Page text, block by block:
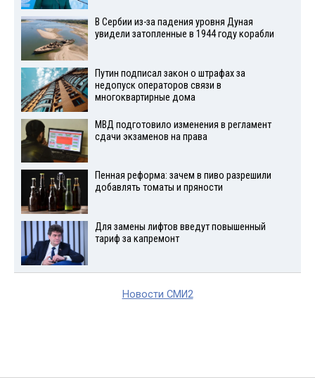
В Сербии из-за падения уровня Дуная
увидели затопленные в 1944 году корабли
Путин подписал закон о штрафах за
недопуск операторов связи в
многоквартирные дома
МВД подготовило изменения в регламент
сдачи экзаменов на права
Пенная реформа: зачем в пиво разрешили
добавлять томаты и пряности
Для замены лифтов введут повышенный
тариф за капремонт
Новости СМИ2